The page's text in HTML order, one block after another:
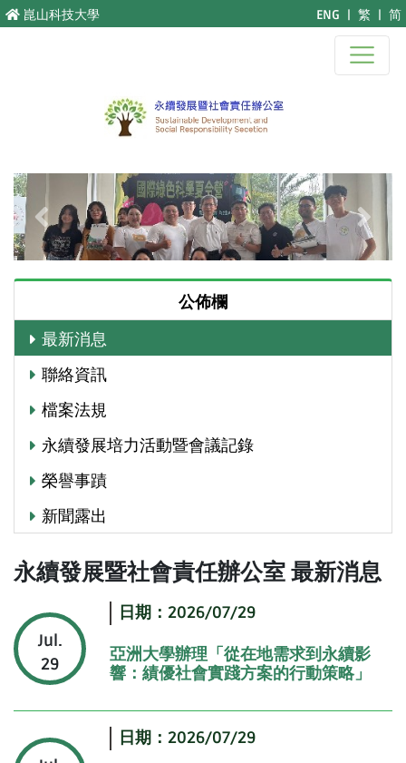
跳至主要內容
崑山科技大學 ENG | 繁 | 简
Previous Next
公佈欄
最新消息
聯絡資訊
檔案法規
永續發展培力活動暨會議記錄
榮譽事蹟
新聞露出
永續發展暨社會責任辦公室 最新消息
Jul.
29
日期：2026/07/29
亞洲大學辦理「從在地需求到永續影
響：績優社會實踐方案的行動策略」
日期：2026/07/29